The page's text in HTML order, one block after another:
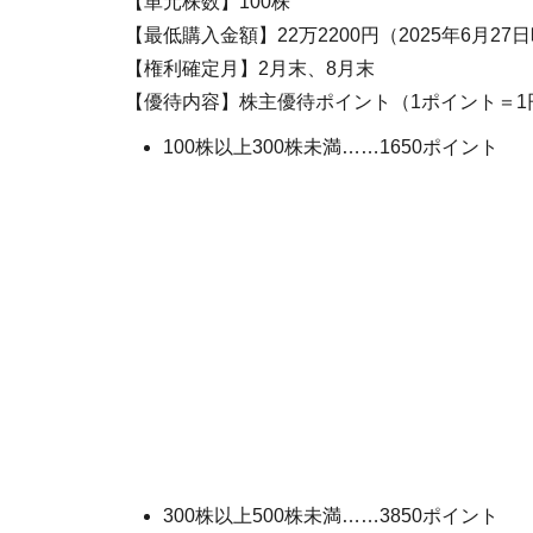
【最低購入金額】22万2200円（2025年6月27日
【権利確定月】2月末、8月末
【優待内容】株主優待ポイント（1ポイント＝1
100株以上300株未満……1650ポイント
300株以上500株未満……3850ポイント